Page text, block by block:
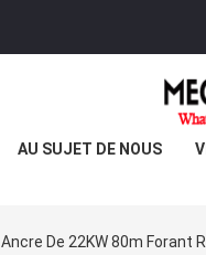
AU SUJET DE NOUS
Ancre De 22KW 80m Forant